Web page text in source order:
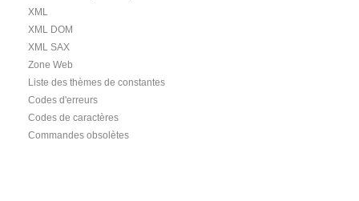
XML
XML DOM
XML SAX
Zone Web
Liste des thèmes de constantes
Codes d'erreurs
Codes de caractères
Commandes obsolètes